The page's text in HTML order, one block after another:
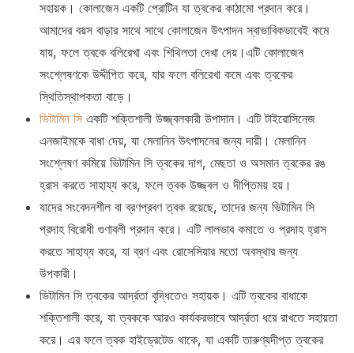
সহায়ক। কোলাজেন একটি প্রোটিন যা ত্বকের কাঠামো প্রদান করে।
আমাদের বয়স বাড়ার সাথে সাথে কোলাজেন উৎপাদন স্বাভাবিকভাবেই কমে
যায়, ফলে ত্বকে বলিরেখা এবং শিথিলতা দেখা দেয়।এটি কোলাজেন
সংশ্লেষণকে উদ্দীপিত করে, যার ফলে বলিরেখা কমে এবং ত্বকের
স্থিতিস্থাপকতা বাড়ে।
ভিটামিন সি একটি শক্তিশালী উজ্জ্বলকারী উপাদান। এটি টাইরোসিনেজ
এনজাইমকে বাধা দেয়, যা মেলানিন উৎপাদনের জন্য দায়ী। মেলানিন
সংশ্লেষণ কমিয়ে ভিটামিন সি ত্বকের দাগ, মেছতা ও অসমান ত্বকের রঙ
হ্রাস করতে সাহায্য করে, ফলে ত্বক উজ্জ্বল ও দীপ্তিময় হয়।
যাদের সংবেদনশীল বা ব্রণপ্রবণ ত্বক রয়েছে, তাদের জন্য ভিটামিন সি
প্রদাহ বিরোধী গুণাবলী প্রদান করে। এটি লালভাব কমাতে ও প্রদাহ হ্রাস
করতে সাহায্য করে, যা ব্রণ এবং রোসেসিয়ার মতো অবস্থার জন্য
উপকারী।
ভিটামিন সি ত্বকের আর্দ্রতা বৃদ্ধিতেও সহায়ক। এটি ত্বকের বাধাকে
শক্তিশালী করে, যা ত্বককে আরও কার্যকরভাবে আর্দ্রতা ধরে রাখতে সহায়তা
করে। এর ফলে ত্বক হাইড্রেটেড থাকে, যা একটি তারুণ্যদীপ্ত ত্বকের